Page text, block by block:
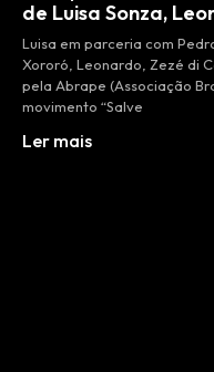
de Luisa Sonza,
Luisa em parceria com
Xororó, Leonardo, Zezé di
pela Abrape (Associação
movimento “Salve
Ler mais